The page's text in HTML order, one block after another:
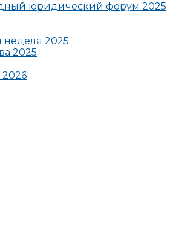
юридический форум 2025
неделя 2025
2025